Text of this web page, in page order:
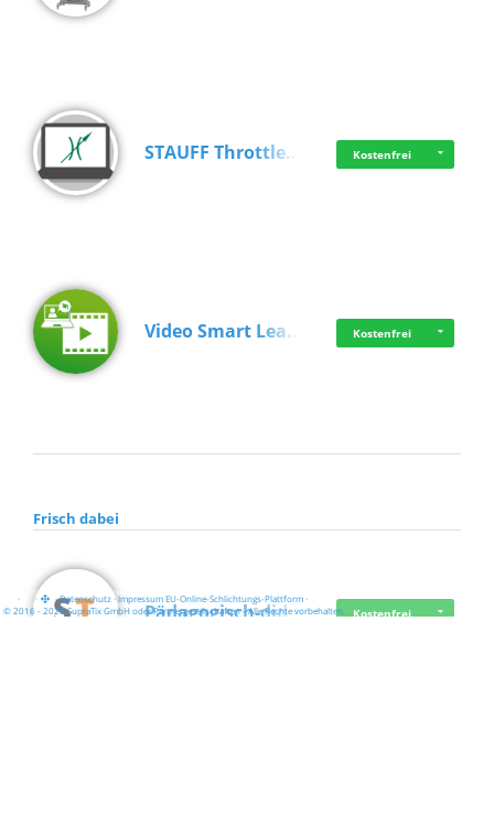
STAUFF Throttle… Kostenfrei
Video Smart Lea… Kostenfrei
Frisch dabei
Pädagogisch-did… Kostenfrei
· · ·Datenschutz·Impressum EU-Online-Schlichtungs-Plattform·
© 2016 - 2026 SupraTix GmbH oder Partnergesellschaften - Alle Rechte vorbehalten.